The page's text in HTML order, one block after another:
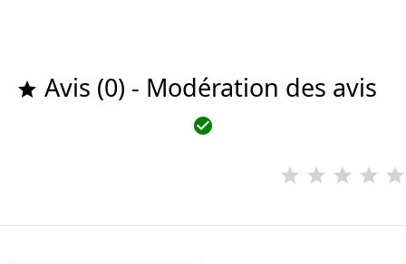
 Avis (0) - Modération des avis
